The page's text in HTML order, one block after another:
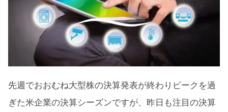
先週でおおむね大型株の決算発表が終わりピークを過
ぎた米企業の決算シーズンですが、昨日も注目の決算